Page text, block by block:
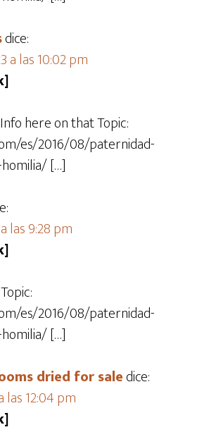
dice:
a las 10:02 pm
here on that Topic:
es/2016/08/paternidad-
[…]
las 9:28 pm
es/2016/08/paternidad-
[…]
dried for sale​dice:
las 12:04 pm